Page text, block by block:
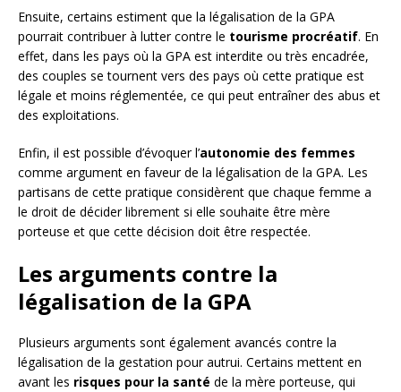
Ensuite, certains estiment que la légalisation de la GPA
pourrait contribuer à lutter contre le tourisme procréatif. En
effet, dans les pays où la GPA est interdite ou très encadrée,
des couples se tournent vers des pays où cette pratique est
légale et moins réglementée, ce qui peut entraîner des abus et
des exploitations.
Enfin, il est possible d’évoquer l’autonomie des femmes
comme argument en faveur de la légalisation de la GPA. Les
partisans de cette pratique considèrent que chaque femme a
le droit de décider librement si elle souhaite être mère
porteuse et que cette décision doit être respectée.
Les arguments contre la
légalisation de la GPA
Plusieurs arguments sont également avancés contre la
légalisation de la gestation pour autrui. Certains mettent en
avant les risques pour la santé de la mère porteuse, qui